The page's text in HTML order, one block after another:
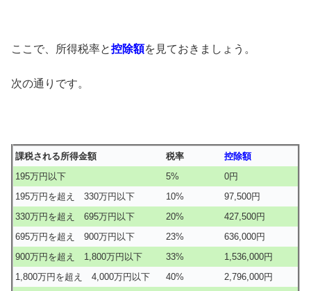
ここで、所得税率と控除額を見ておきましょう。
次の通りです。
課税される所得金額 税率
控除額
195万円以下
5%
0円
195万円を超え 330万円以下
10%
97,500円
330万円を超え 695万円以下
20%
427,500円
695万円を超え 900万円以下
23%
636,000円
900万円を超え 1,800万円以下
33%
1,536,000円
1,800万円を超え 4,000万円以下
40%
2,796,000円